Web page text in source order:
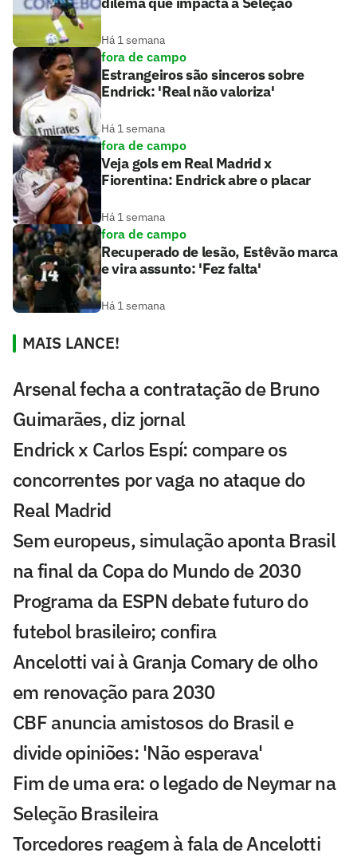
Há 1 semana
fora de campo
Estrangeiros são sinceros sobre
Endrick: 'Real não valoriza'
Há 1 semana
fora de campo
Veja gols em Real Madrid x
Fiorentina: Endrick abre o placar
Há 1 semana
fora de campo
Recuperado de lesão, Estêvão marca
e vira assunto: 'Fez falta'
Há 1 semana
MAIS LANCE!
Arsenal fecha a contratação de Bruno
Guimarães, diz jornal
Endrick x Carlos Espí: compare os
concorrentes por vaga no ataque do
Real Madrid
Sem europeus, simulação aponta Brasil
na final da Copa do Mundo de 2030
Programa da ESPN debate futuro do
futebol brasileiro; confira
Ancelotti vai à Granja Comary de olho
em renovação para 2030
CBF anuncia amistosos do Brasil e
divide opiniões: 'Não esperava'
Fim de uma era: o legado de Neymar na
Seleção Brasileira
Torcedores reagem à fala de Ancelotti